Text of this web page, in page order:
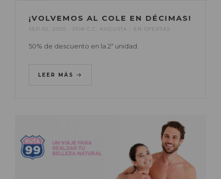
¡VOLVEMOS AL COLE EN DÉCIMAS!
SEP 02, 2020 POR C.C. AUGUSTA EN OFERTAS
50% de descuento en la 2ª unidad.
LEER MÁS